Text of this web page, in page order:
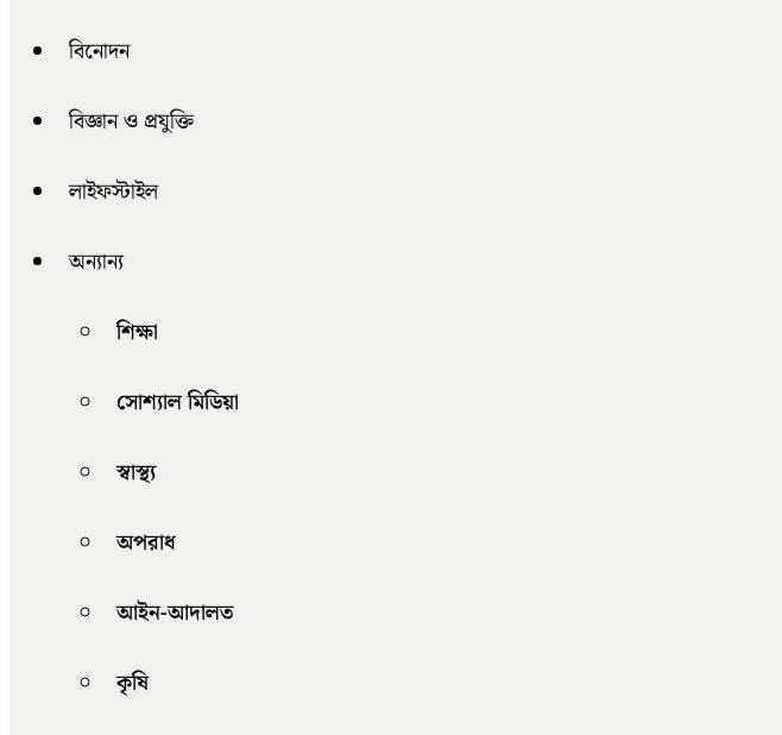
বিনোদন
বিজ্ঞান ও প্রযুক্তি
লাইফস্টাইল
অন্যান্য
শিক্ষা
সোশ্যাল মিডিয়া
স্বাস্থ্য
অপরাধ
আইন-আদালত
কৃষি